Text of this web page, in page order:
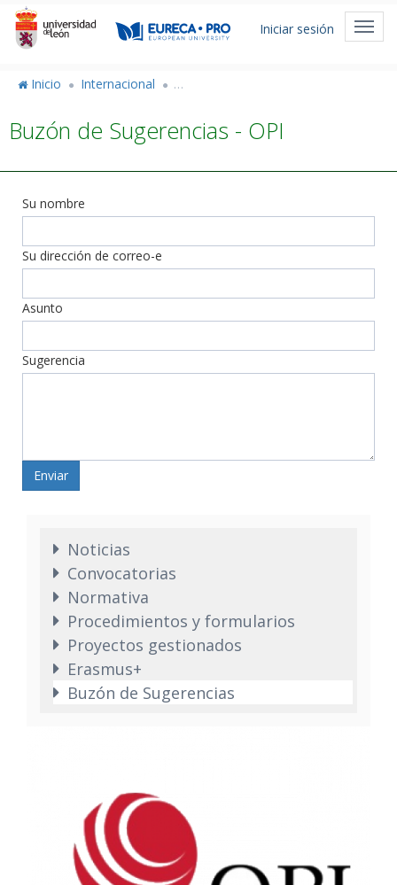
Pasar
contenido
Menú
usuario
Iniciar sesión
Inicio Internacional Vicerrectorado de Internacionalización
Buzón de Sugerencias - OPI
Su nombre
Su dirección de correo-e
Asunto
Sugerencia
Enviar
Noticias
Convocatorias
Normativa
Procedimientos y formularios
Proyectos gestionados
Erasmus+
Buzón de Sugerencias